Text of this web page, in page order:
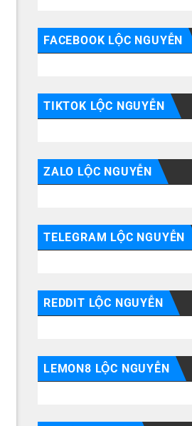
FACEBOOK LỘC NGUYỄN
TIKTOK LỘC NGUYỄN
ZALO LỘC NGUYỄN
TELEGRAM LỘC NGUYỄN
REDDIT LỘC NGUYỄN
LEMON8 LỘC NGUYỄN